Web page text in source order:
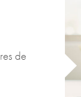
de